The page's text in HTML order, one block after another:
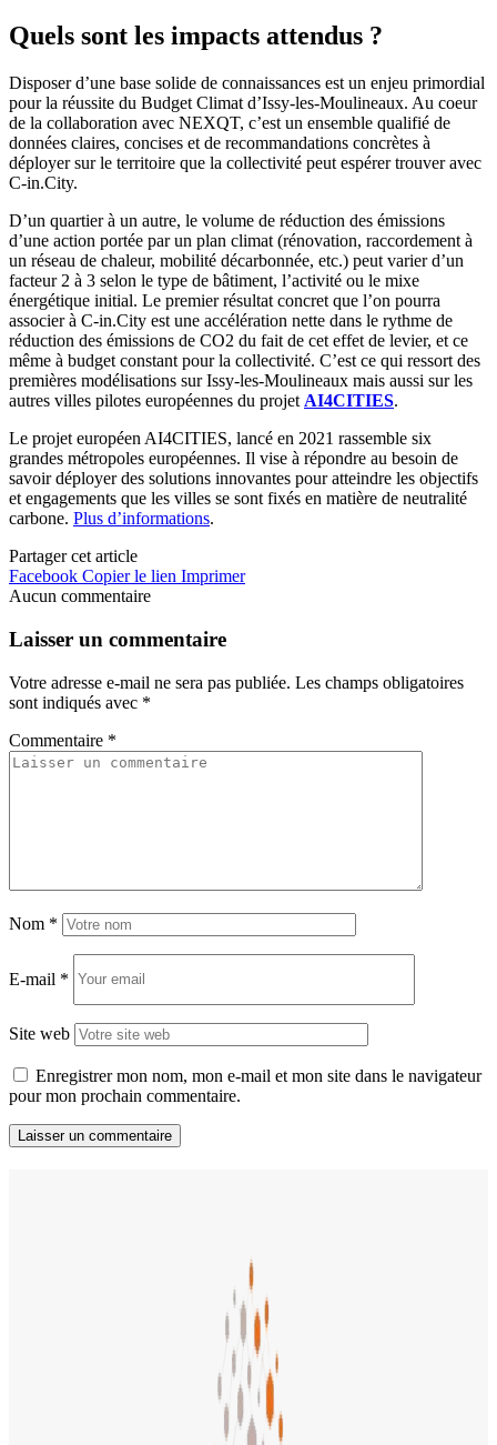
Quels sont les impacts attendus ?
Disposer d’une base solide de connaissances est un enjeu primordial
pour la réussite du Budget Climat d’Issy-les-Moulineaux. Au coeur
de la collaboration avec NEXQT, c’est un ensemble qualifié de
données claires, concises et de recommandations concrètes à
déployer sur le territoire que la collectivité peut espérer trouver avec
C-in.City.
D’un quartier à un autre, le volume de réduction des émissions
d’une action portée par un plan climat (rénovation, raccordement à
un réseau de chaleur, mobilité décarbonnée, etc.) peut varier d’un
facteur 2 à 3 selon le type de bâtiment, l’activité ou le mixe
énergétique initial. Le premier résultat concret que l’on pourra
associer à C-in.City est une accélération nette dans le rythme de
réduction des émissions de CO2 du fait de cet effet de levier, et ce
même à budget constant pour la collectivité. C’est ce qui ressort des
premières modélisations sur Issy-les-Moulineaux mais aussi sur les
autres villes pilotes européennes du projet AI4CITIES.
Le projet européen AI4CITIES, lancé en 2021 rassemble six
grandes métropoles européennes. Il vise à répondre au besoin de
savoir déployer des solutions innovantes pour atteindre les objectifs
et engagements que les villes se sont fixés en matière de neutralité
carbone. Plus d’informations.
Partager cet article
Facebook Copier le lien Imprimer
Aucun commentaire
Laisser un commentaire
Votre adresse e-mail ne sera pas publiée. Les champs obligatoires
sont indiqués avec *
Commentaire *
Nom *
E-mail *
Site web
Enregistrer mon nom, mon e-mail et mon site dans le navigateur
pour mon prochain commentaire.